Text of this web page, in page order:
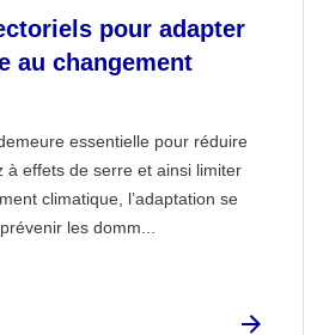
pour adapter
au changement
essentielle pour réduire
à effets de serre et ainsi limiter
climatique, l’adaptation se
les domm...